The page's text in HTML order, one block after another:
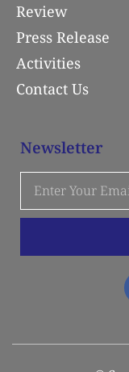
Review
Press Release
Activities
Contact Us
Newsletter